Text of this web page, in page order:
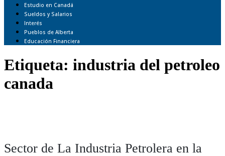
Estudio en Canadá
Sueldos y Salarios
Interés
Pueblos de Alberta
Educación Financiera
Etiqueta: industria del petroleo
canada
Sector de La Industria Petrolera en la